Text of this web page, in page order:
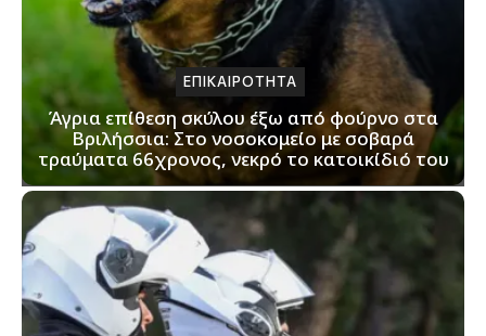
ΕΠΙΚΑΙΡΟΤΗΤΑ
Άγρια επίθεση σκύλου έξω από φούρνο στα
Βριλήσσια: Στο νοσοκομείο με σοβαρά
τραύματα 66χρονος, νεκρό το κατοικίδιό του